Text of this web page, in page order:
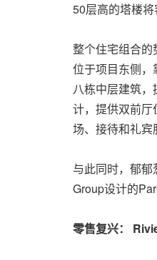
50层高的塔楼将
整个住宅组合的
位于项目东侧
八栋中层建筑
计，提供双前
场、接待和礼宾
与此同时，郁
Group设计的
零售复兴：